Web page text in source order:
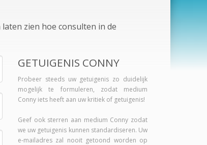
zien hoe consulten in de
GETUIGENIS CONNY
Probeer steeds uw getuigenis zo duidelijk
mogelijk te formuleren, zodat medium
Conny iets heeft aan uw kritiek of getuigenis!
Geef ook sterren aan medium Conny zodat
we uw getuigenis kunnen standardiseren. Uw
e-mailadres zal nooit getoond worden op